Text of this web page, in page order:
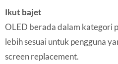
Ikut bajet
OLED berada dalam kategori
lebih sesuai untuk pengguna
screen replacement.